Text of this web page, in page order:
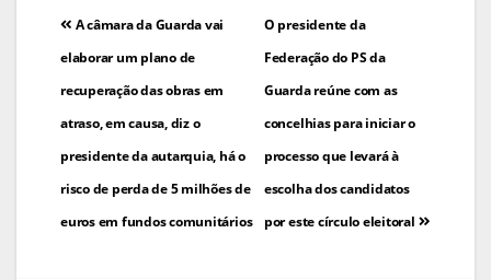
Navegação
de
artigos
O presidente da
Federação do PS da
Guarda reúne com as
concelhias para iniciar o
processo que levará à
escolha dos candidatos
por este círculo eleitoral
A câmara da Guarda vai
elaborar um plano de
recuperação das obras em
atraso, em causa, diz o
presidente da autarquia, há o
risco de perda de 5 milhões de
euros em fundos comunitários